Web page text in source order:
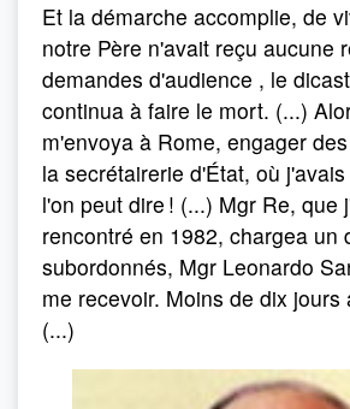
Et la démarche accomplie, de
notre Père n'avait reçu aucune
demandes d'audience , le
continua à faire le mort. (...)
m'envoya à Rome, engager
la secrétairerie d'État, où
l'on peut dire ! (...) Mgr Re, que
rencontré en 1982, chargea un
subordonnés, Mgr Leonardo
me recevoir. Moins de dix jours
(...)